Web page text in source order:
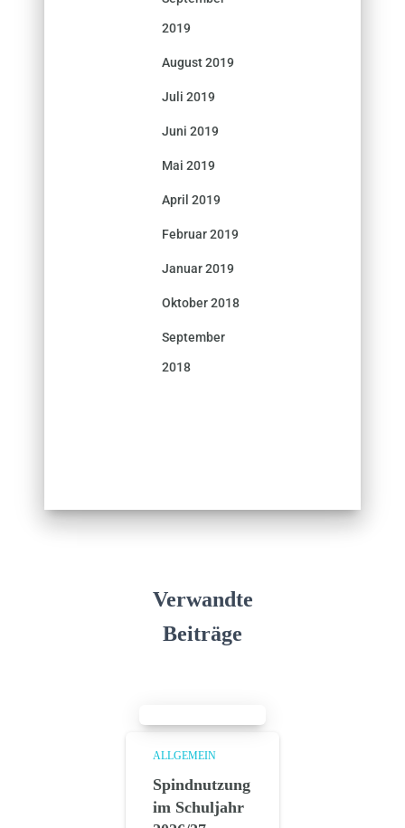
2019
August 2019
Juli 2019
Juni 2019
Mai 2019
April 2019
Februar 2019
Januar 2019
Oktober 2018
September
2018
Verwandte
Beiträge
ALLGEMEIN
Spindnutzung
im Schuljahr